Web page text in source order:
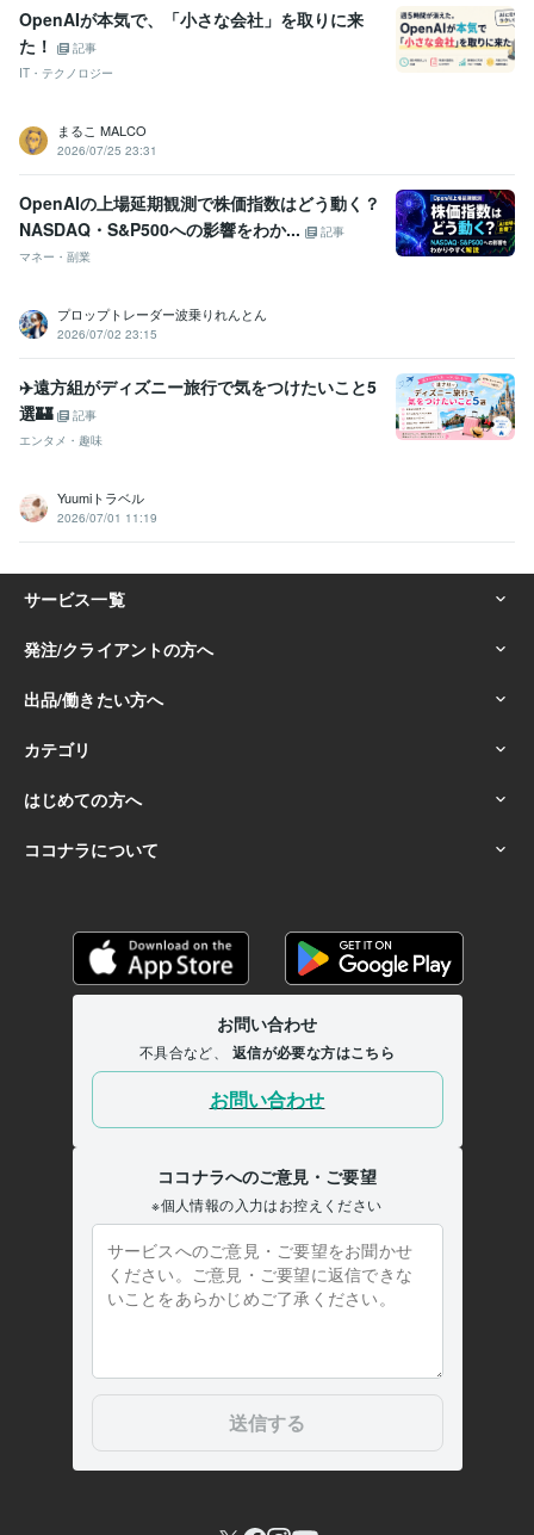
OpenAIが本気で、「小さな会社」を取りに来
た！
記事
IT・テクノロジー
まるこ MALCO
2026/07/25 23:31
OpenAIの上場延期観測で株価指数はどう動く？
NASDAQ・S&P500への影響をわか...
記事
マネー・副業
プロップトレーダー波乗りれんとん
2026/07/02 23:15
✈️遠方組がディズニー旅行で気をつけたいこと5
選🏰
記事
エンタメ・趣味
Yuumiトラベル
2026/07/01 11:19